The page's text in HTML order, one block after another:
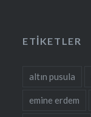
ETIKETLER
altın pusula
emine erdem